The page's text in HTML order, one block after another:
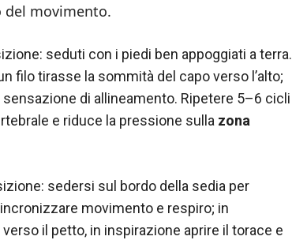
del movimento.
seduti con i piedi ben appoggiati a terra.
filo tirasse la sommità del capo verso l’alto;
di allineamento. Ripetere 5–6 cicli
e riduce la pressione sulla zona
sedersi sul bordo della sedia per
movimento e respiro; in
il petto, in inspirazione aprire il torace e